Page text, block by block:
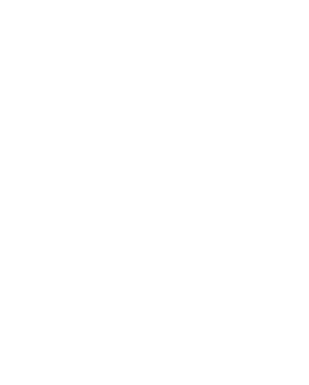
REFRESHING HAIR &